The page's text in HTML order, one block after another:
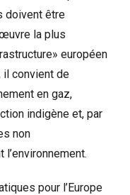
doivent être
la plus
européen
il convient de
en gaz,
indigène et, par
non
pour l’Europe